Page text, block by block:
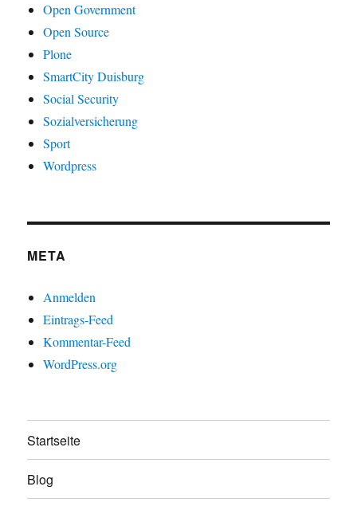
Open Government
Open Source
Plone
SmartCity Duisburg
Social Security
Sozialversicherung
Sport
Wordpress
META
Anmelden
Eintrags-Feed
Kommentar-Feed
WordPress.org
Startseite
Blog